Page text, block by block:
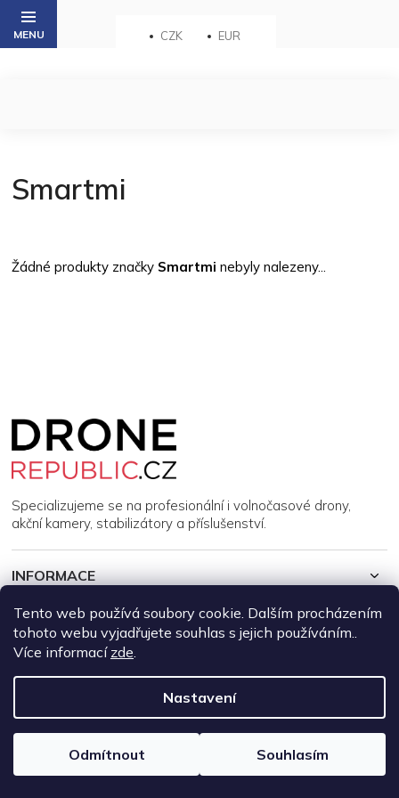
Tento web používá soubory cookie. Dalším procházením
tohoto webu vyjadřujete souhlas s jejich používáním..
Více informací zde.
Nastavení
Odmítnout Souhlasím
Přejít
obsah
CZK EUR
Smartmi
Žádné produkty značky Smartmi nebyly nalezeny...
Specializujeme se na profesionální i volnočasové drony,
akční kamery, stabilizátory a příslušenství.
INFORMACE
MŮJ ÚČET
Copyright 2026DroneRepublic.cz. Všechna práva vyhrazena.
Upravit nastavení cookies